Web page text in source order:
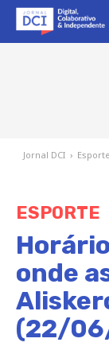
Jornal DCI › Esporte
ESPORTE
onde
(22/